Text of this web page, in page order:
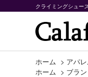
クライミングシュー
ホーム > アパ
ホーム > ブラ